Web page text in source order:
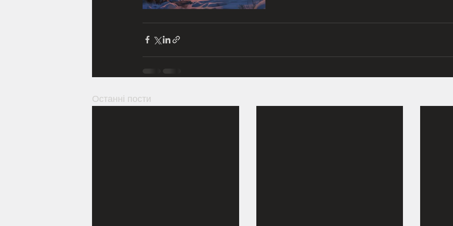
Останні пости